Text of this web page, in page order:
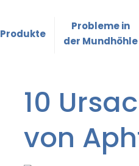
Produkte
Probleme in
der Mundhöhle
10
von